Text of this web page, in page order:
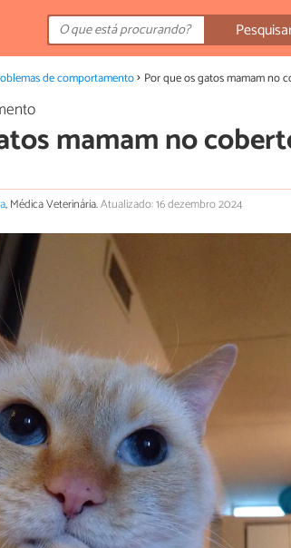
de comportamento Por que os gatos mamam no
mamam no
, Médica Veterinária.Atualizado: 16 dezembro 2024